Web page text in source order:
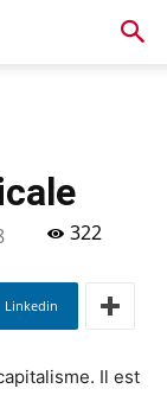
322
Linkedin
Il est